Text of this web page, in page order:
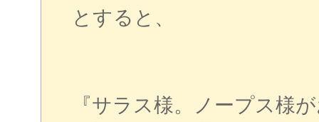
とすると、
『サラス様。ノープス様